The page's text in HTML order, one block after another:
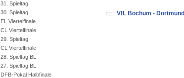
31. Spieltag
30. Spieltag
EL Viertelfinale
CL Viertelfinale
29. Spieltag
CL Viertelfinale
28. Spieltag BL
27. Spieltag BL
DFB-Pokal Halbfinale
VfL Bochum - Dortmund